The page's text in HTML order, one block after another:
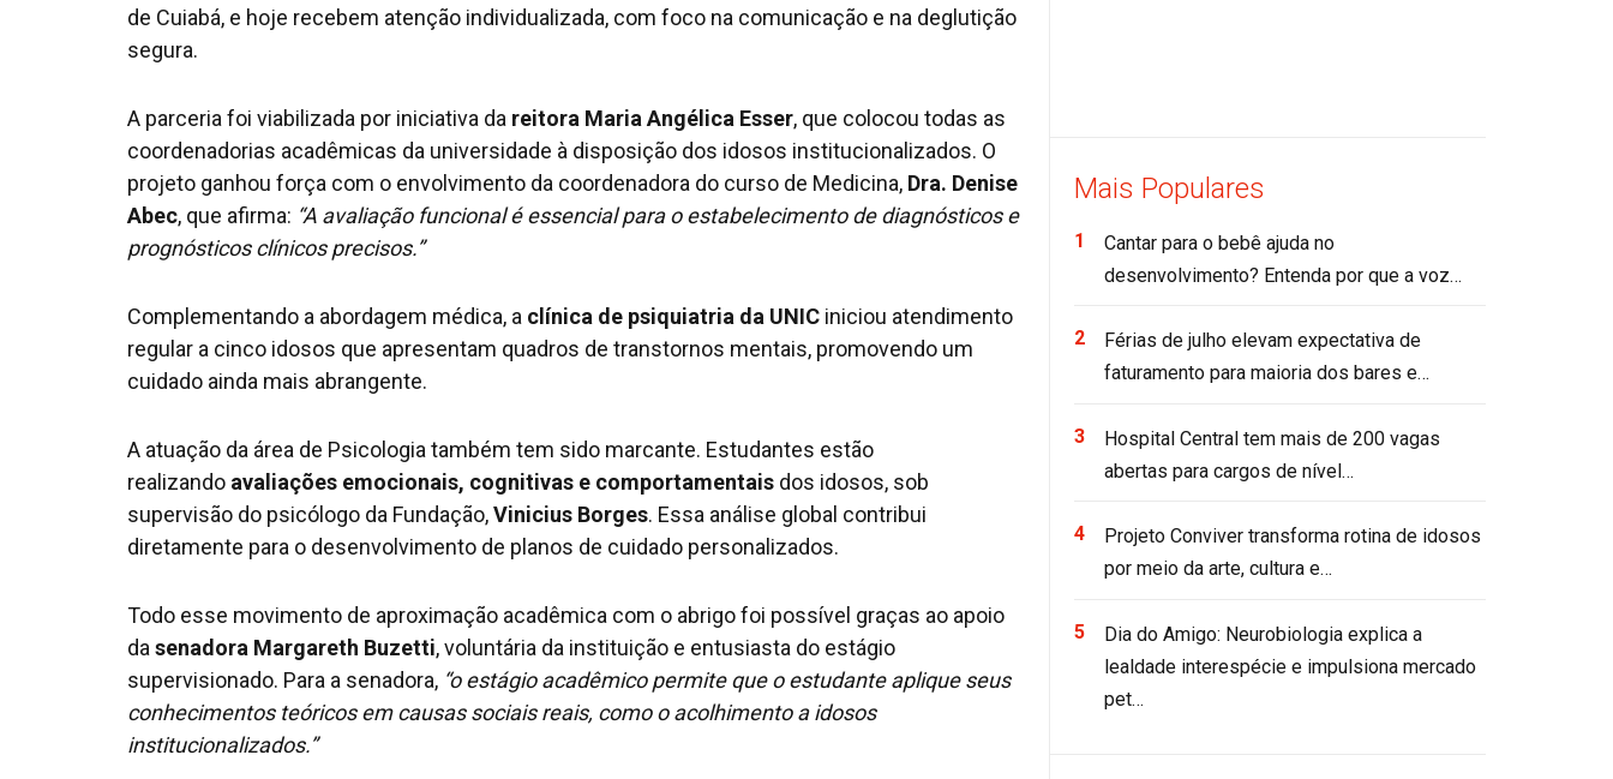
de Cuiabá, e hoje recebem atenção individualizada, com foco na comunicação e na deglutição
segura.
A parceria foi viabilizada por iniciativa da reitora Maria Angélica Esser, que colocou todas as
coordenadorias acadêmicas da universidade à disposição dos idosos institucionalizados. O
projeto ganhou força com o envolvimento da coordenadora do curso de Medicina, Dra. Denise
Abec, que afirma: “A avaliação funcional é essencial para o estabelecimento de diagnósticos e
prognósticos clínicos precisos.”
Complementando a abordagem médica, a clínica de psiquiatria da UNIC iniciou atendimento
regular a cinco idosos que apresentam quadros de transtornos mentais, promovendo um
cuidado ainda mais abrangente.
A atuação da área de Psicologia também tem sido marcante. Estudantes estão
realizando avaliações emocionais, cognitivas e comportamentais dos idosos, sob
supervisão do psicólogo da Fundação,Vinicius Borges. Essa análise global contribui
diretamente para o desenvolvimento de planos de cuidado personalizados.
Todo esse movimento de aproximação acadêmica com o abrigo foi possível graças ao apoio
da senadora Margareth Buzetti, voluntária da instituição e entusiasta do estágio
supervisionado. Para a senadora, “o estágio acadêmico permite que o estudante aplique seus
conhecimentos teóricos em causas sociais reais, como o acolhimento a idosos
institucionalizados.”
Mais Populares
Cantar para o bebê ajuda no
desenvolvimento? Entenda por que a voz…
Férias de julho elevam expectativa de
faturamento para maioria dos bares e…
Hospital Central tem mais de 200 vagas
abertas para cargos de nível…
Projeto Conviver transforma rotina de idosos
por meio da arte, cultura e…
Dia do Amigo: Neurobiologia explica a
lealdade interespécie e impulsiona mercado
pet…